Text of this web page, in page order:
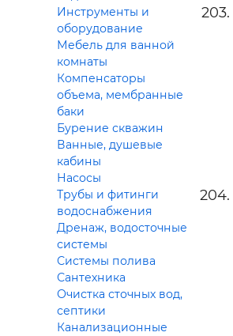
Инструменты и
оборудование
Мебель для ванной
комнаты
Компенсаторы
объема, мембранные
баки
Бурение скважин
Ванные, душевые
кабины
Насосы
Трубы и фитинги
водоснабжения
Дренаж, водосточные
системы
Системы полива
Сантехника
Очистка сточных вод,
септики
Канализационные